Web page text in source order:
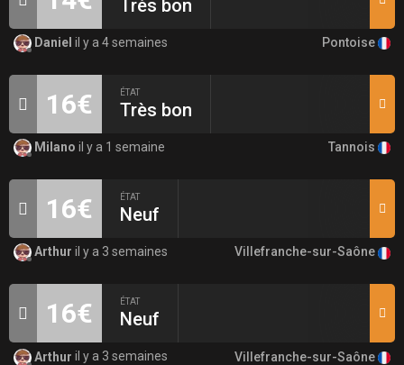
Très bon
Daniel il y a 4 semaines Pontoise
16€ ÉTAT
Très bon
Milano il y a 1 semaine Tannois
16€ ÉTAT
Neuf
Arthur il y a 3 semaines Villefranche-sur-Saône
16€ ÉTAT
Neuf
Arthur il y a 3 semaines Villefranche-sur-Saône